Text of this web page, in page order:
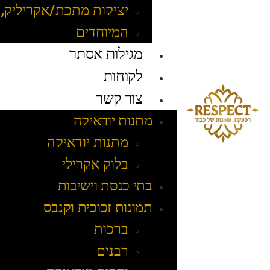
יציקות מתכת/
המיוחדים
מגילות אסתר
לקוחות
צור קשר
מתנות יודאיקה
מתנות יודאיקה
בלוק אקרילי
בתי כנסת וישיבות
תמונות זכוכית וקנבס
ברכות
רבנים